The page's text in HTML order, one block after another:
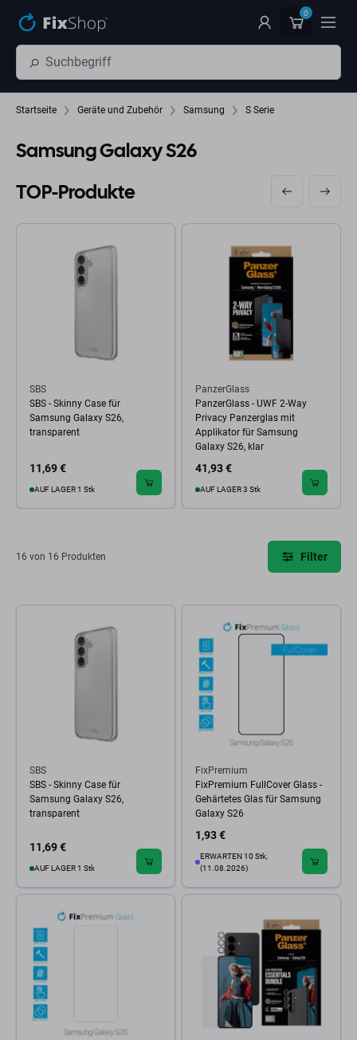
0
Startseite Geräte und Zubehör Samsung S Serie
Samsung Galaxy S26
TOP-Produkte
SBS
SBS - Skinny Case für
Samsung Galaxy S26,
transparent
11,69 €
AUF LAGER 1 Stk
PanzerGlass
PanzerGlass - UWF 2-Way
Privacy Panzerglas mit
Applikator für Samsung
Galaxy S26, klar
41,93 €
AUF LAGER 3 Stk
16 von 16 Produkten Filter
SBS
SBS - Skinny Case für
Samsung Galaxy S26,
transparent
11,69 €
AUF LAGER 1 Stk
FixPremium
FixPremium FullCover Glass -
Gehärtetes Glas für Samsung
Galaxy S26
1,93 €
ERWARTEN 10 Stk,
(11.08.2026)